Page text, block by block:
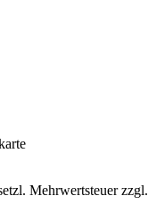
Mehrwertsteuer zzgl.